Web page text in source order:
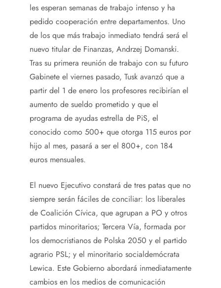
les esperan semanas de trabajo intenso y ha
pedido cooperación entre departamentos. Uno
de los que más trabajo inmediato tendrá será el
nuevo titular de Finanzas, Andrzej Domanski.
Tras su primera reunión de trabajo con su futuro
Gabinete el viernes pasado, Tusk avanzó que a
partir del 1 de enero los profesores recibirían el
aumento de sueldo prometido y que el
programa de ayudas estrella de PiS, el
conocido como 500+ que otorga 115 euros por
hijo al mes, pasará a ser el 800+, con 184
euros mensuales.
El nuevo Ejecutivo constará de tres patas que no
siempre serán fáciles de conciliar: los liberales
de Coalición Cívica, que agrupan a PO y otros
partidos minoritarios; Tercera Vía, formada por
los democristianos de Polska 2050 y el partido
agrario PSL; y el minoritario socialdemócrata
Lewica. Este Gobierno abordará inmediatamente
cambios en los medios de comunicación